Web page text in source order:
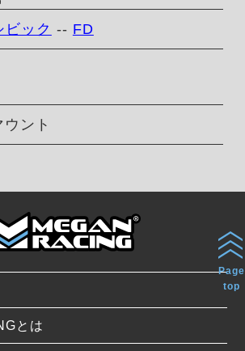
ビック -- FD
ント
とは
Page
top